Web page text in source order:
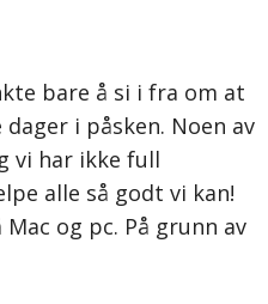
bare å si i fra om at
i påsken. Noen av
vi har ikke full
alle så godt vi kan!
og pc. På grunn av